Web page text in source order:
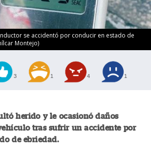
se accidentó por conducir en estado de
Montejo)
3 1 4 1
herido y le ocasionó daños
tras sufrir un accidente por
de ebriedad.